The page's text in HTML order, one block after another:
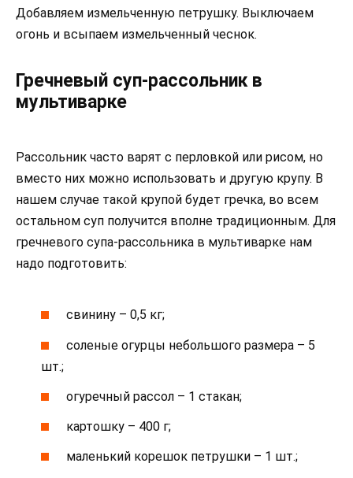
Добавляем измельченную петрушку. Выключаем
огонь и всыпаем измельченный чеснок.
Гречневый суп-рассольник в
мультиварке
Рассольник часто варят с перловкой или рисом, но
вместо них можно использовать и другую крупу. В
нашем случае такой крупой будет гречка, во всем
остальном суп получится вполне традиционным. Для
гречневого супа-рассольника в мультиварке нам
надо подготовить:
свинину – 0,5 кг;
соленые огурцы небольшого размера – 5
шт.;
огуречный рассол – 1 стакан;
картошку – 400 г;
маленький корешок петрушки – 1 шт.;